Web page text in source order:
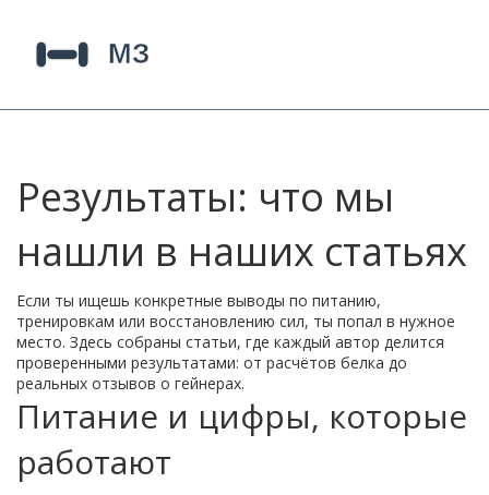
Результаты: что мы
нашли в наших статьях
Если ты ищешь конкретные выводы по питанию,
тренировкам или восстановлению сил, ты попал в нужное
место. Здесь собраны статьи, где каждый автор делится
проверенными результатами: от расчётов белка до
реальных отзывов о гейнерах.
Питание и цифры, которые
работают